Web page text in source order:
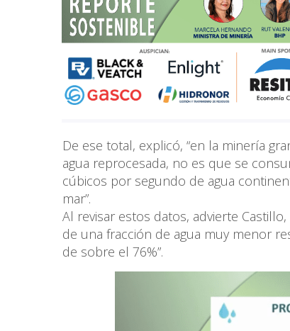
De ese total, explicó, “en la minería
agua reprocesada, no es que se
cúbicos por segundo de agua
mar”.
Al revisar estos datos, advierte
de una fracción de agua muy menor
de sobre el 76%”.